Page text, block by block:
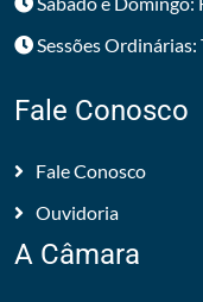
Sessões
Fale Conosco
Fale Conosco
Ouvidoria
A Câmara